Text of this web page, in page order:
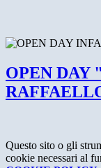
OPEN DAY
Questo sito o gli
cookie necessari al